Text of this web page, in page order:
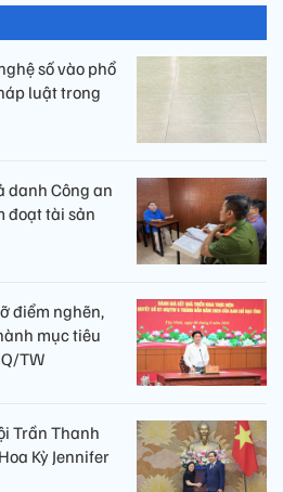
số vào phổ
luật trong
danh Công an
đoạt tài sản
điểm nghẽn,
mục tiêu
TW
Trần Thanh
Kỳ Jennifer